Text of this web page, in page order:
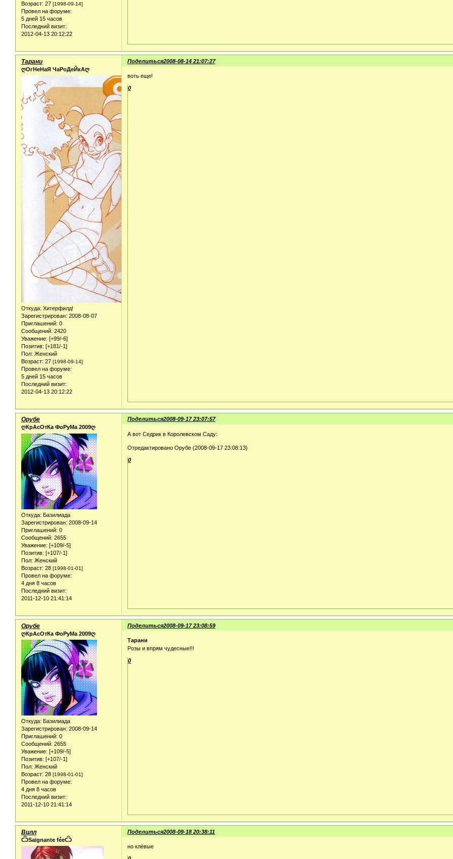
Возраст: 27 [1998-09-14]
Провел на форуме:
5 дней 15 часов
Последний визит:
2012-04-13 20:12:22
Поделиться2008-08-14 21:07:27
Тарани
ღОгНеНаЯ ЧаРоДеЙкАღ
Откуда: Хитерфилд!
Зарегистрирован: 2008-08-07
Приглашений: 0
Сообщений: 2420
Уважение: [+99/-6]
Позитив: [+181/-1]
Пол: Женский
Возраст: 27 [1998-09-14]
Провел на форуме:
5 дней 15 часов
Последний визит:
2012-04-13 20:12:22
воть еще!
0
Поделиться2008-09-17 23:07:57
Орубе
ღКрАсОтКа ФоРуМа 2009ღ
Откуда: Базилиада
Зарегистрирован: 2008-09-14
Приглашений: 0
Сообщений: 2655
Уважение: [+109/-5]
Позитив: [+107/-1]
Пол: Женский
Возраст: 28 [1998-01-01]
Провел на форуме:
4 дня 8 часов
Последний визит:
2011-12-10 21:41:14
А вот Седрик в Королевском Саду:
Отредактировано Орубе (2008-09-17 23:08:13)
0
Поделиться2008-09-17 23:08:59
Орубе
ღКрАсОтКа ФоРуМа 2009ღ
Откуда: Базилиада
Зарегистрирован: 2008-09-14
Приглашений: 0
Сообщений: 2655
Уважение: [+109/-5]
Позитив: [+107/-1]
Пол: Женский
Возраст: 28 [1998-01-01]
Провел на форуме:
4 дня 8 часов
Последний визит:
2011-12-10 21:41:14
Тарани
Розы и впрям чудесные!!!
0
Поделиться2008-09-18 20:38:11
Вилл
ѼSaignante féeѼ
но клёвые